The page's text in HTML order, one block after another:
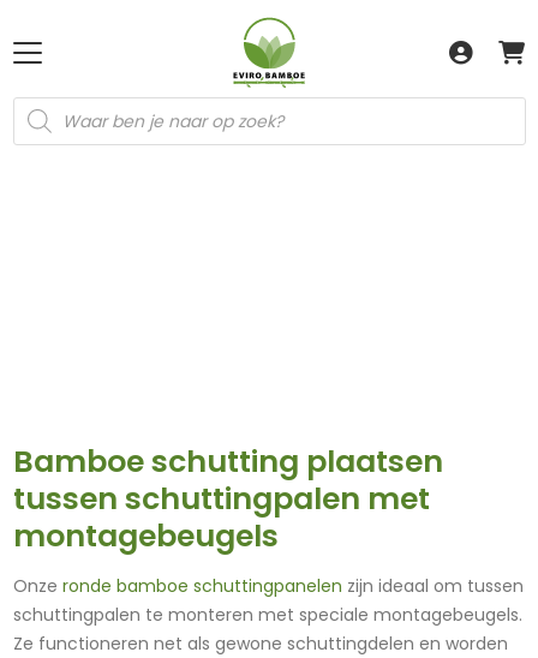
Producten
zoeken
Bamboe schutting plaatsen
tussen schuttingpalen met
montagebeugels
Onze ronde bamboe schuttingpanelen zijn ideaal om tussen
schuttingpalen te monteren met speciale montagebeugels.
Ze functioneren net als gewone schuttingdelen en worden